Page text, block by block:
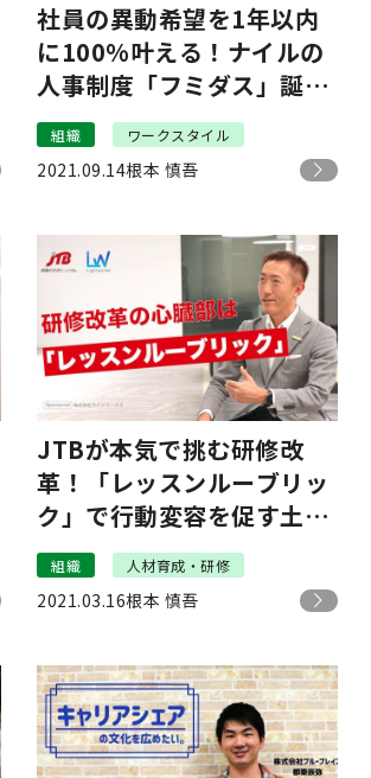
社員の異動希望を1年以内
に100%叶える！ナイルの
人事制度「フミダス」誕生
の背景とは？
組織 ワークスタイル
2021.09.14根本 慎吾
JTBが本気で挑む研修改
革！「レッスンルーブリッ
ク」で行動変容を促す土台
をつくる
組織 人材育成・研修
2021.03.16根本 慎吾